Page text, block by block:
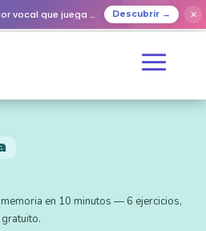
juega con tus seres queridos Descubrir → ✕
en 10 minutos — 6 ejercicios,